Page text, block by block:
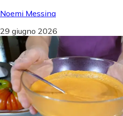
Noemi Messina
29 giugno 2026